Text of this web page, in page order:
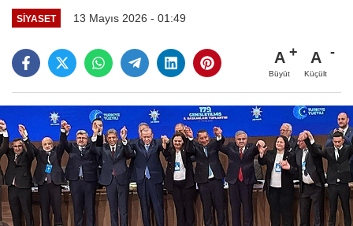
SIYASET 13 Mayıs 2026 - 01:49
A
Büyüt
A
Küçült